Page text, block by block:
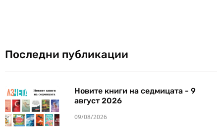
Последни публикации
Новите книги на седмицата - 9
август 2026
09/08/2026